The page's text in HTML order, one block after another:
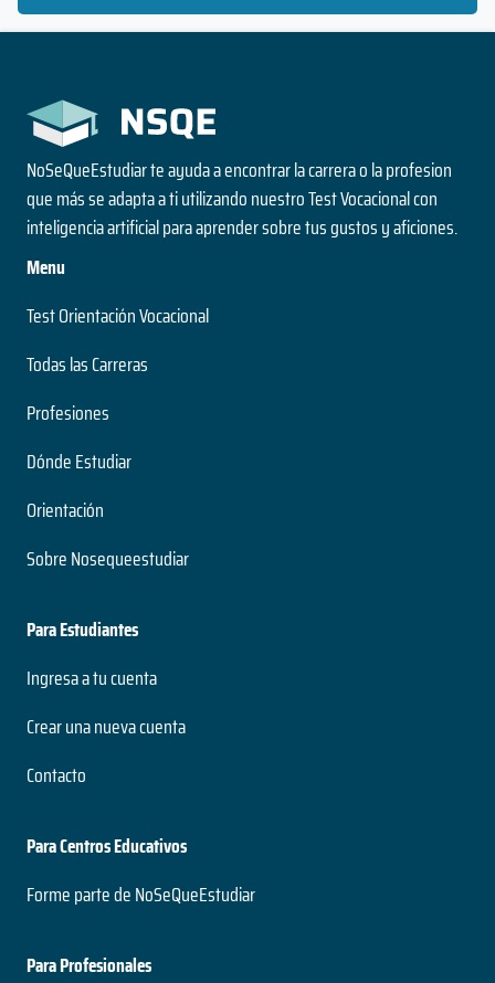
NoSeQueEstudiar te ayuda a encontrar la carrera o la profesion
que más se adapta a ti utilizando nuestro Test Vocacional con
inteligencia artificial para aprender sobre tus gustos y aficiones.
Menu
Test Orientación Vocacional
Todas las Carreras
Profesiones
Dónde Estudiar
Orientación
Sobre Nosequeestudiar
Para Estudiantes
Ingresa a tu cuenta
Crear una nueva cuenta
Contacto
Para Centros Educativos
Forme parte de NoSeQueEstudiar
Para Profesionales